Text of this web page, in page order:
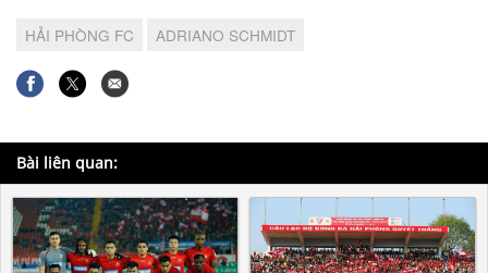
HẢI PHÒNG FC ADRIANO SCHMIDT
Bài liên quan: